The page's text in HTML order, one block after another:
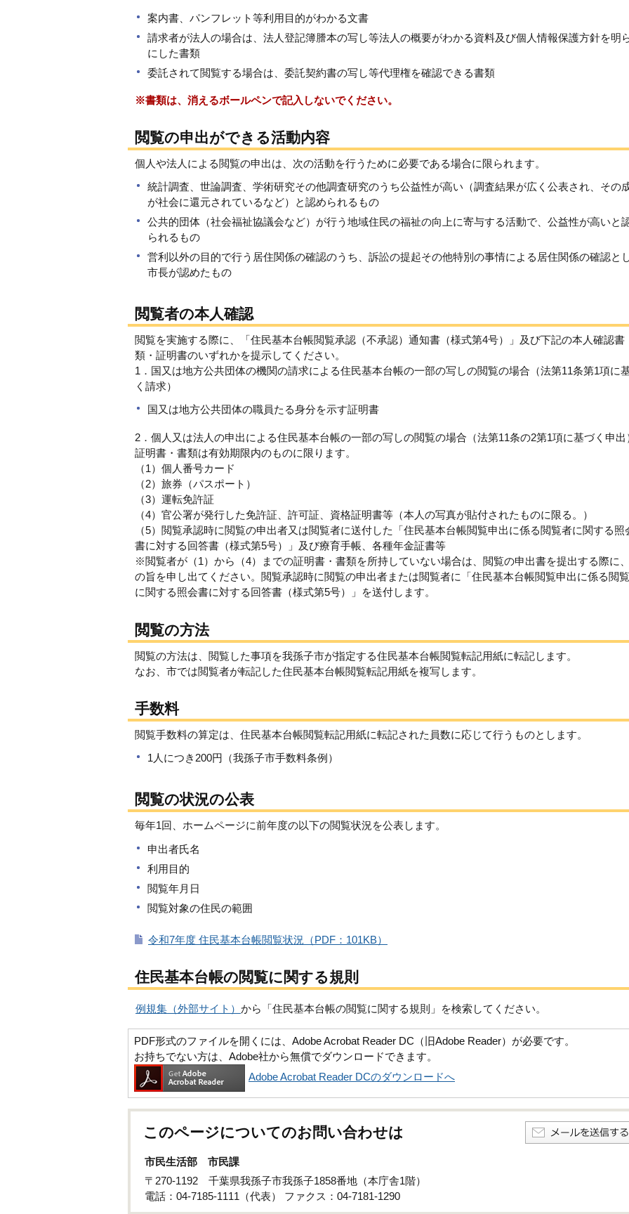
案内書、パンフレット等利用目的がわかる文書
請求者が法人の場合は、法人登記簿謄本の写し等法人の概要がわかる資料及び個人情報保護方針を明
にした書類
委託されて閲覧する場合は、委託契約書の写し等代理権を確認できる書類
※書類は、消えるボールペンで記入しないでください。
閲覧の申出ができる活動内容
個人や法人による閲覧の申出は、次の活動を行うために必要である場合に限られます。
統計調査、世論調査、学術研究その他調査研究のうち公益性が高い（調査結果が広く公表され、その
が社会に還元されているなど）と認められるもの
公共的団体（社会福祉協議会など）が行う地域住民の福祉の向上に寄与する活動で、公益性が高いと
られるもの
営利以外の目的で行う居住関係の確認のうち、訴訟の提起その他特別の事情による居住関係の確認と
市長が認めたもの
閲覧者の本人確認
閲覧を実施する際に、「住民基本台帳閲覧承認（不承認）通知書（様式第4号）」及び下記の本人確認書
類・証明書のいずれかを提示してください。
1．国又は地方公共団体の機関の請求による住民基本台帳の一部の写しの閲覧の場合（法第11条第1項に
く請求）
国又は地方公共団体の職員たる身分を示す証明書
2．個人又は法人の申出による住民基本台帳の一部の写しの閲覧の場合（法第11条の2第1項に基づく申出
証明書・書類は有効期限内のものに限ります。
（1）個人番号カード
（2）旅券（パスポート）
（3）運転免許証
（4）官公署が発行した免許証、許可証、資格証明書等（本人の写真が貼付されたものに限る。）
（5）閲覧承認時に閲覧の申出者又は閲覧者に送付した「住民基本台帳閲覧申出に係る閲覧者に関する照
書に対する回答書（様式第5号）」及び療育手帳、各種年金証書等
※閲覧者が（1）から（4）までの証明書・書類を所持していない場合は、閲覧の申出書を提出する際に
の旨を申し出てください。閲覧承認時に閲覧の申出者または閲覧者に「住民基本台帳閲覧申出に係る閲
に関する照会書に対する回答書（様式第5号）」を送付します。
閲覧の方法
閲覧の方法は、閲覧した事項を我孫子市が指定する住民基本台帳閲覧転記用紙に転記します。
なお、市では閲覧者が転記した住民基本台帳閲覧転記用紙を複写します。
手数料
閲覧手数料の算定は、住民基本台帳閲覧転記用紙に転記された員数に応じて行うものとします。
1人につき200円（我孫子市手数料条例）
閲覧の状況の公表
毎年1回、ホームページに前年度の以下の閲覧状況を公表します。
申出者氏名
利用目的
閲覧年月日
閲覧対象の住民の範囲
令和7年度 住民基本台帳閲覧状況（PDF：101KB）
住民基本台帳の閲覧に関する規則
例規集（外部サイト） から「住民基本台帳の閲覧に関する規則」を検索してください。
PDF形式のファイルを開くには、Adobe Acrobat Reader DC（旧Adobe Reader）が必要です。
お持ちでない方は、Adobe社から無償でダウンロードできます。
Adobe Acrobat Reader DCのダウンロードへ
このページについてのお問い合わせは
市民生活部 市民課
〒270-1192 千葉県我孫子市我孫子1858番地（本庁舎1階）
電話：04-7185-1111（代表） ファクス：04-7181-1290